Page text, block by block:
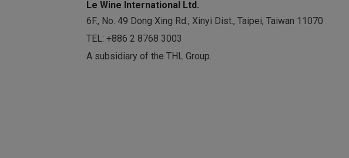
Le Wine International Ltd.
6F., No. 49 Dong Xing Rd., Xinyi Dist., Taipei, Taiwan 11070
TEL: +886 2 8768 3003
A subsidiary of the THL Group.